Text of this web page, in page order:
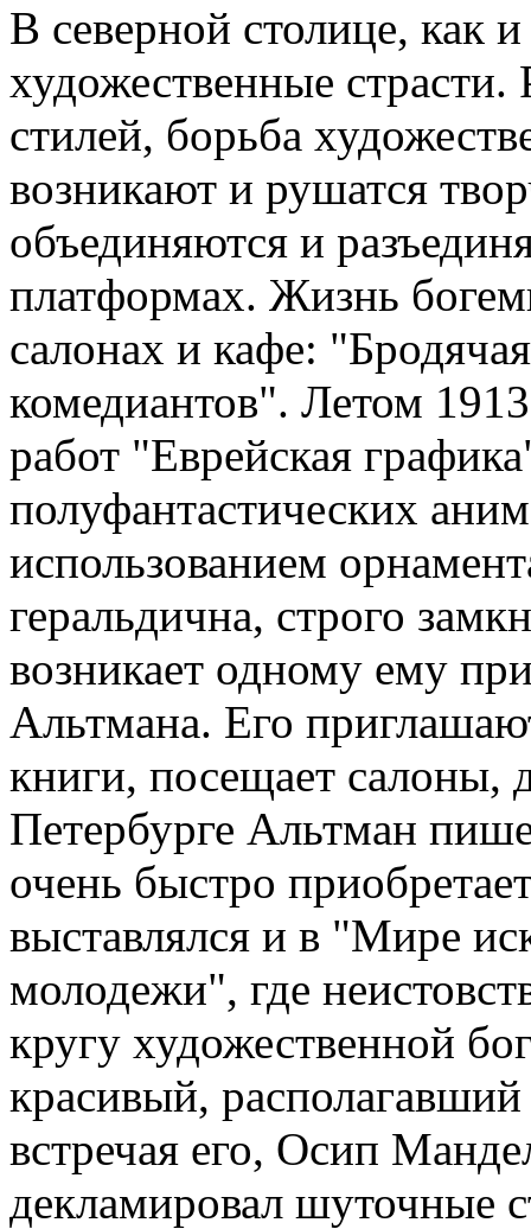
В северной столице, как
художественные страсти.
стилей, борьба
возникают и рушатся
объединяются и
платформах. Жизнь
салонах и кафе:
комедиантов". Летом
работ "Еврейская
полуфантастических
использованием
геральдична, строго
возникает одному ему
Альтмана. Его
книги, посещает салоны,
Петербурге Альтман
очень быстро
выставлялся и в "Мире
молодежи", где
кругу художественной
красивый,
встречая его, Осип
декламировал шуточные